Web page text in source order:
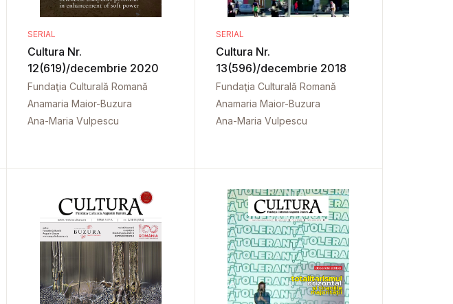
SERIAL
Cultura Nr.
12(619)/decembrie 2020
Fundaţia Culturală Romană
Anamaria Maior-Buzura
Ana-Maria Vulpescu
SERIAL
Cultura Nr.
13(596)/decembrie 2018
Fundaţia Culturală Romană
Anamaria Maior-Buzura
Ana-Maria Vulpescu